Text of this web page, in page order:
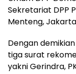
Sekretariat DPP
Menteng,
Dengan
tiga surat
yakni Gerindra,